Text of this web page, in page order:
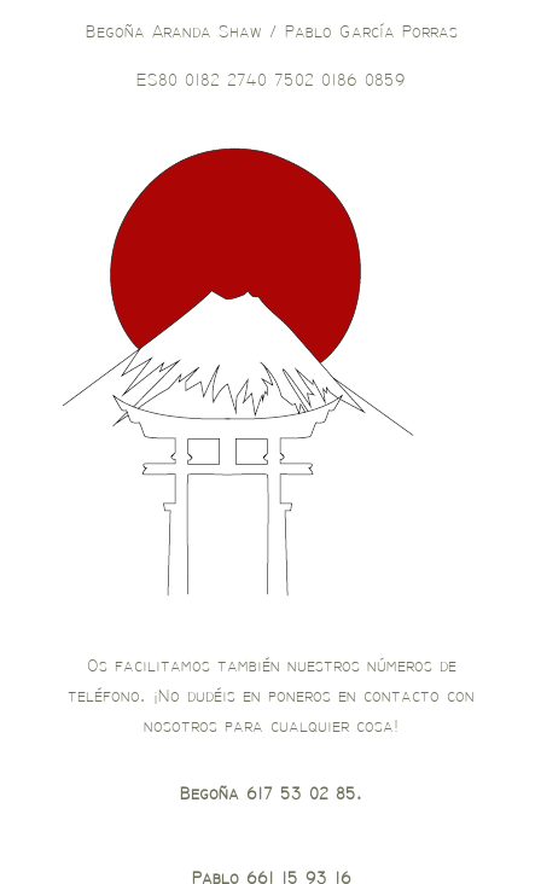
Begoña Aranda Shaw / Pablo García Porras
ES80 0182 2740 7502 0186 0859
Os facilitamos también nuestros números de
teléfono. ¡No dudéis en poneros en contacto con
nosotros para cualquier cosa!
Begoña 617 53 02 85.
Pablo 661 15 93 16